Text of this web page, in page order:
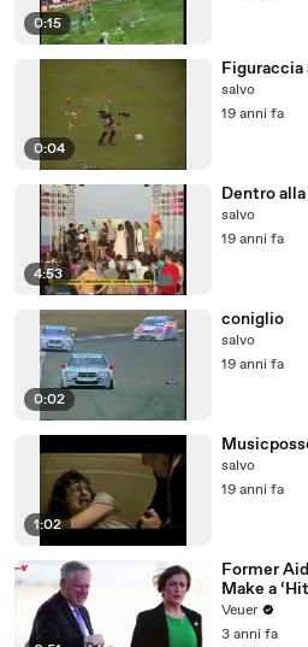
0:15
0:04
salvo
19 anni fa
4:53
Dentro
salvo
19 anni fa
0:02
coniglio
salvo
19 anni fa
1:02
salvo
19 anni fa
Former
Make a
Veuer
3 anni fa